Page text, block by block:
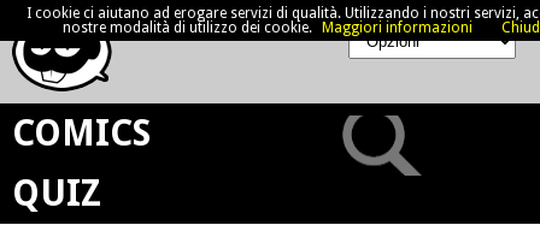
COMICS
QUIZ
I cookie ci aiutano ad erogare servizi di qualità. Utilizzando i nostri servizi,
nostre modalità di utilizzo dei cookie.
Maggiori informazioni